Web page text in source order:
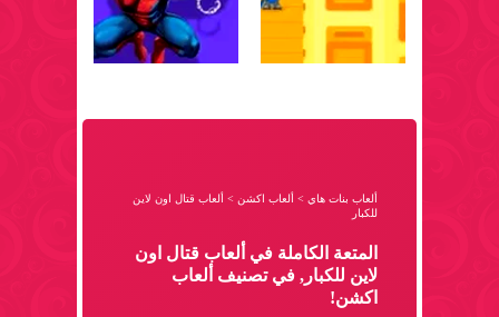
ألعاب بنات هاي > ألعاب اكشن > ألعاب قتال اون لاين
للكبار
المتعة الكاملة في ألعاب قتال اون
لاين للكبار, في تصنيف ألعاب
اكشن!